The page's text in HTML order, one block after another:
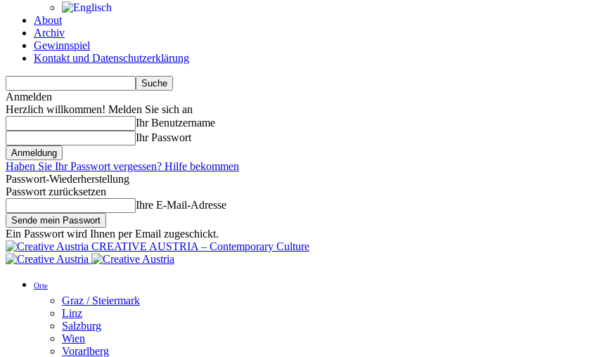
About
Archiv
Gewinnspiel
Kontakt und Datenschutzerklärung
Anmelden
Herzlich willkommen! Melden Sie sich an
Ihr Benutzername
Ihr Passwort
Haben Sie Ihr Passwort vergessen? Hilfe bekommen
Passwort-Wiederherstellung
Passwort zurücksetzen
Ihre E-Mail-Adresse
Ein Passwort wird Ihnen per Email zugeschickt.
CREATIVE AUSTRIA – Contemporary Culture
Orte
Graz / Steiermark
Linz
Salzburg
Wien
Vorarlberg